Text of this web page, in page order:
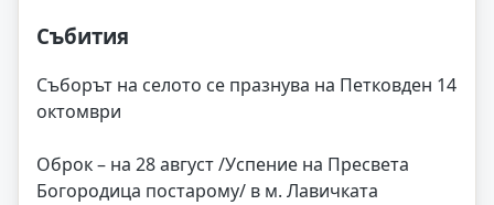
Събития
Съборът на селото се празнува на Петковден 14
октомври
Оброк – на 28 август /Успение на Пресвета
Богородица постарому/ в м. Лавичката